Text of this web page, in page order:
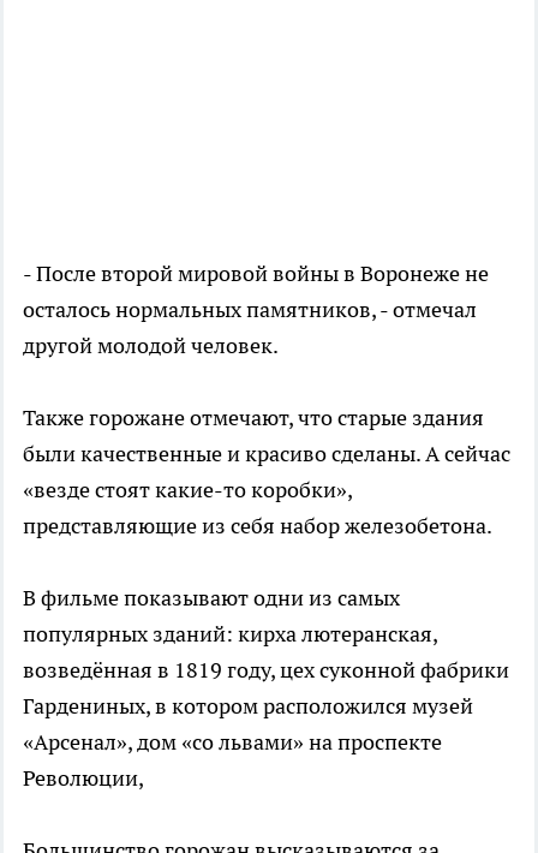
- После второй мировой войны в Воронеже не
осталось нормальных памятников, - отмечал
другой молодой человек.
Также горожане отмечают, что старые здания
были качественные и красиво сделаны. А сейчас
«везде стоят какие-то коробки»,
представляющие из себя набор железобетона.
В фильме показывают одни из самых
популярных зданий: кирха лютеранская,
возведённая в 1819 году, цех суконной фабрики
Гардениных, в котором расположился музей
«Арсенал», дом «со львами» на проспекте
Революции,